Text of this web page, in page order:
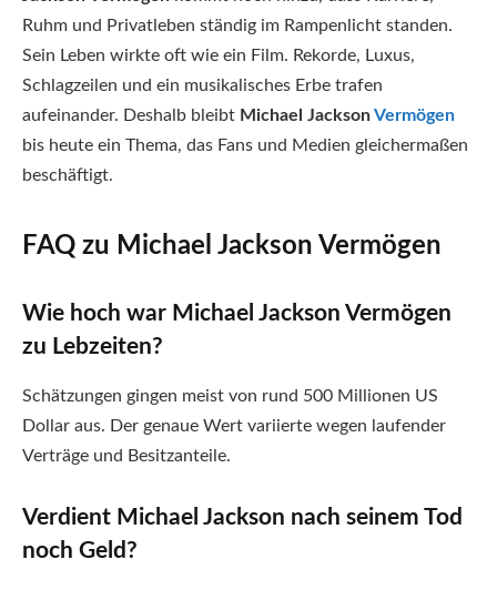
Ruhm und Privatleben ständig im Rampenlicht standen.
Sein Leben wirkte oft wie ein Film. Rekorde, Luxus,
Schlagzeilen und ein musikalisches Erbe trafen
aufeinander. Deshalb bleibt Michael JacksonVermögen
bis heute ein Thema, das Fans und Medien gleichermaßen
beschäftigt.
FAQ zu Michael Jackson Vermögen
Wie hoch war Michael Jackson Vermögen
zu Lebzeiten?
Schätzungen gingen meist von rund 500 Millionen US
Dollar aus. Der genaue Wert variierte wegen laufender
Verträge und Besitzanteile.
Verdient Michael Jackson nach seinem Tod
noch Geld?